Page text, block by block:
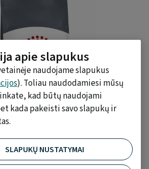
apie slapukus
naudojame slapukus
). Toliau naudodamiesi mūsų
kad būtų naudojami
kada pakeisti savo slapukų ir
SLAPUKŲ NUSTATYMAI